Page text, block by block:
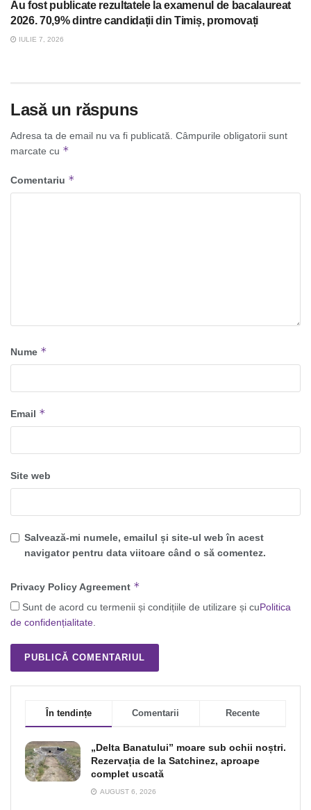
Au fost publicate rezultatele la examenul de bacalaureat
2026. 70,9% dintre candidații din Timiș, promovați
IULIE 7, 2026
Lasă un răspuns
Adresa ta de email nu va fi publicată. Câmpurile obligatorii sunt
marcate cu *
Comentariu *
Nume *
Email *
Site web
Salvează-mi numele, emailul și site-ul web în acest
navigator pentru data viitoare când o să comentez.
Privacy Policy Agreement *
Sunt de acord cu termenii și condițiile de utilizare și cuPolitica
de confidențialitate.
În tendințe Comentarii Recente
„Delta Banatului” moare sub ochii noștri.
Rezervația de la Satchinez, aproape
complet uscată
AUGUST 6, 2026